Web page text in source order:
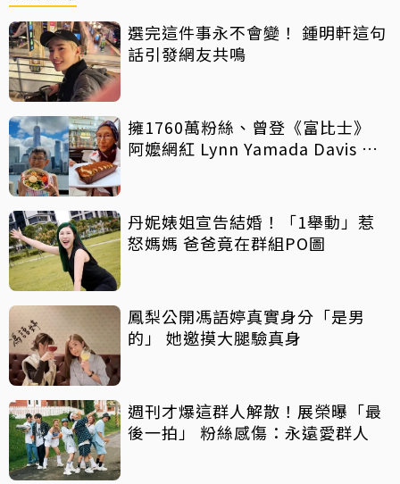
選完這件事永不會變！ 鍾明軒這句
話引發網友共鳴
擁1760萬粉絲、曾登《富比士》
阿嬤網紅 Lynn Yamada Davis 驚
丹妮婊姐宣告結婚！「1舉動」惹
怒媽媽 爸爸竟在群組PO圖
鳳梨公開馮語婷真實身分「是男
的」 她邀摸大腿驗真身
週刊才爆這群人解散！展榮曝「最
後一拍」 粉絲感傷：永遠愛群人